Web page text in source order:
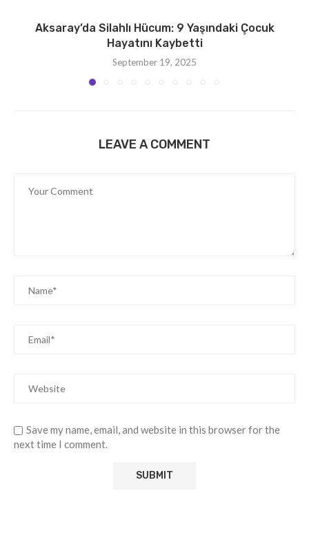
Aksaray’da Silahlı Hücum: 9 Yaşındaki Çocuk
Hayatını Kaybetti
September 19, 2025
LEAVE A COMMENT
Save my name, email, and website in this browser for the
next time I comment.